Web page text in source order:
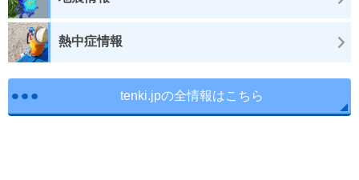
熱中症情報
tenki.jpの全情報はこちら